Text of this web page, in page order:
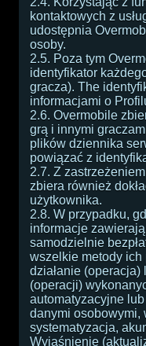
kontaktowych z
udostępnia
osoby.
2.5. Poza tym
identyfikator
gracza). The
informacjami o
2.6. Overmobile
grą i innymi
plików dziennika
powiązać z
2.7. Z
zbiera również
użytkownika.
2.8. W przypadku,
informacje
samodzielnie
wszelkie metody ich
działanie (operacja)
(operacji)
automatyzacyjne
danymi osobowymi,
systematyzacja,
Wyjaśnienie